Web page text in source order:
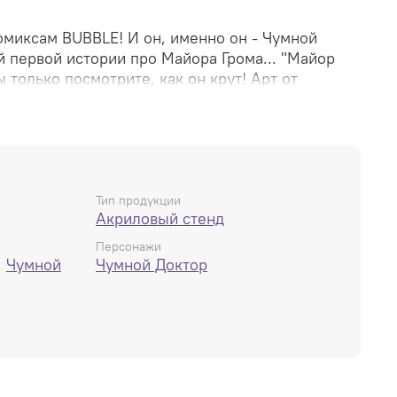
BUBBLE! И он, именно он - Чумной
первой истории про Майора Грома... "Майор
посмотрите, как он крут! Арт от
размер - 15см. Вживую выглядит КРУТО.
у персонажа (будь то деталь или
фона на комиксную локацию. То
- 1:6, а мега-эксклюзивку - 1:13. Купить
с Птицей, а 1:13 - с фоном из номера первого
Тип продукции
Акриловый стенд
Чумной
Персонажи
Чумной Доктор